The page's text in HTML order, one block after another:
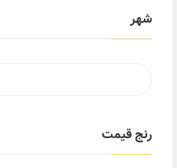
شهر
رنج قیمت